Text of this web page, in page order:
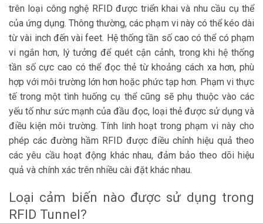
trên loại công nghệ RFID được triển khai và nhu cầu cụ thể
của ứng dụng. Thông thường, các phạm vi này có thể kéo dài
từ vài inch đến vài feet. Hệ thống tần số cao có thể có phạm
vi ngắn hơn, lý tưởng để quét cận cảnh, trong khi hệ thống
tần số cực cao có thể đọc thẻ từ khoảng cách xa hơn, phù
hợp với môi trường lớn hơn hoặc phức tạp hơn. Phạm vi thực
tế trong một tình huống cụ thể cũng sẽ phụ thuộc vào các
yếu tố như sức mạnh của đầu đọc, loại thẻ được sử dụng và
điều kiện môi trường. Tính linh hoạt trong phạm vi này cho
phép các đường hầm RFID được điều chỉnh hiệu quả theo
các yêu cầu hoạt động khác nhau, đảm bảo theo dõi hiệu
quả và chính xác trên nhiều cài đặt khác nhau.
Loại cảm biến nào được sử dụng trong
RFID Tunnel?